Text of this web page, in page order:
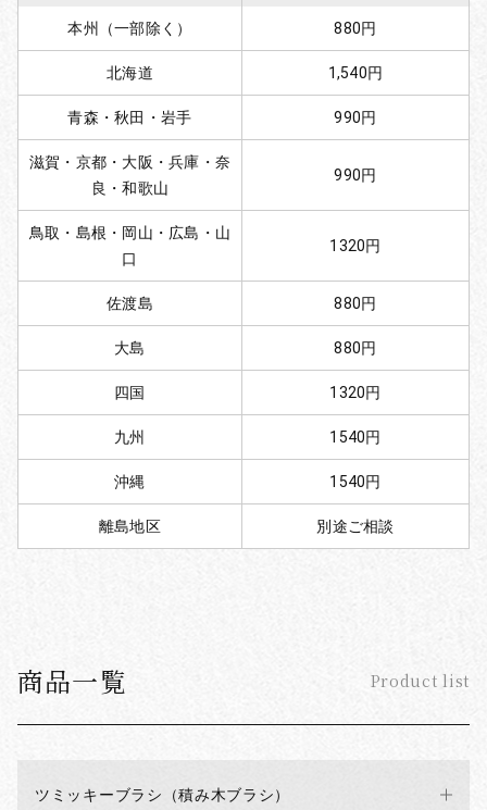
商品一覧 Product list
ツミッキーブラシ（積み木ブラシ）
本州（一部除く） 880円
北海道 1,540円
青森・秋田・岩手 990円
滋賀・京都・大阪・兵庫・奈
良・和歌山
990円
鳥取・島根・岡山・広島・山
口
1320円
佐渡島 880円
大島 880円
四国 1320円
九州 1540円
沖縄 1540円
離島地区 別途ご相談